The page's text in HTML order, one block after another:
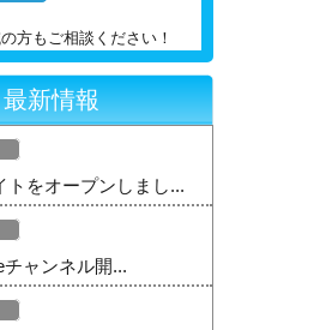
方もご相談ください！
最新情報
トをオープンしまし...
チャンネル開...